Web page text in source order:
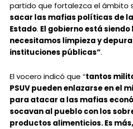
partido que fortalezca el ámbito
sacar las mafias políticas de
Estado. El gobierno está
necesitamos limpieza y
instituciones públicas”.
El vocero indicó que “tantos
PSUV pueden enlazarse en el
para atacar a las mafias
socavan al pueblo con los
productos alimenticios. Es